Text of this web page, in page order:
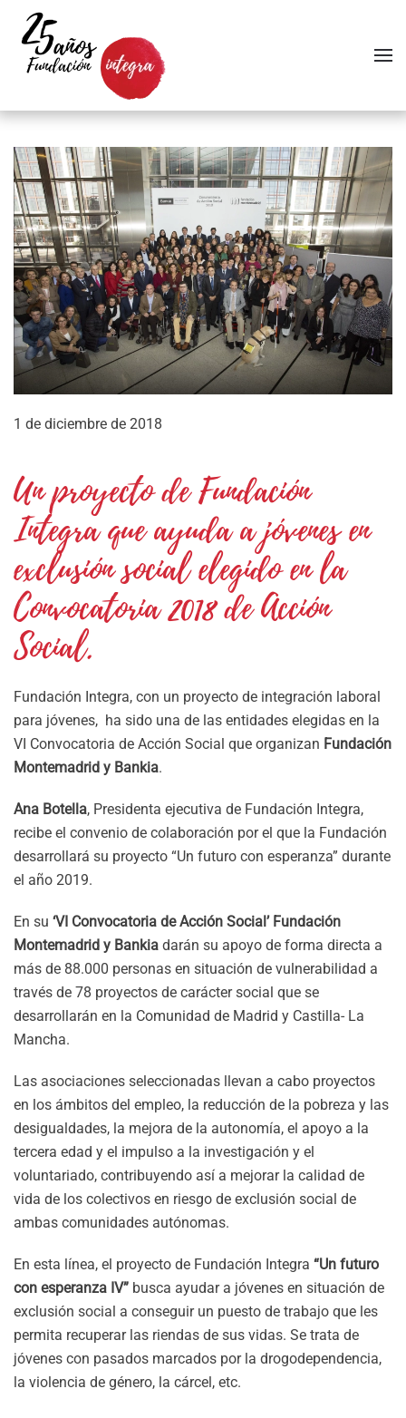
Skip to main content
1 de diciembre de 2018
Un proyecto de Fundación
Integra que ayuda a jóvenes en
exclusión social elegido en la
Convocatoria 2018 de Acción
Social.
Fundación Integra, con un proyecto de integración laboral
para jóvenes, ha sido una de las entidades elegidas en la
VI Convocatoria de Acción Social que organizan Fundación
Montemadrid y Bankia.
Ana Botella, Presidenta ejecutiva de Fundación Integra,
recibe el convenio de colaboración por el que la Fundación
desarrollará su proyecto “Un futuro con esperanza” durante
el año 2019.
En su ‘VI Convocatoria de Acción Social’ Fundación
Montemadrid y Bankia darán su apoyo de forma directa a
más de 88.000 personas en situación de vulnerabilidad a
través de 78 proyectos de carácter social que se
desarrollarán en la Comunidad de Madrid y Castilla- La
Mancha.
Las asociaciones seleccionadas llevan a cabo proyectos
en los ámbitos del empleo, la reducción de la pobreza y las
desigualdades, la mejora de la autonomía, el apoyo a la
tercera edad y el impulso a la investigación y el
voluntariado, contribuyendo así a mejorar la calidad de
vida de los colectivos en riesgo de exclusión social de
ambas comunidades autónomas.
En esta línea, el proyecto de Fundación Integra “Un futuro
con esperanza IV” busca ayudar a jóvenes en situación de
exclusión social a conseguir un puesto de trabajo que les
permita recuperar las riendas de sus vidas. Se trata de
jóvenes con pasados marcados por la drogodependencia,
la violencia de género, la cárcel, etc.